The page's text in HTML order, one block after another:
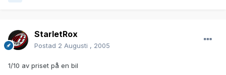
StarletRox
Postad 2 Augusti , 2005
1/10 av priset på en bil